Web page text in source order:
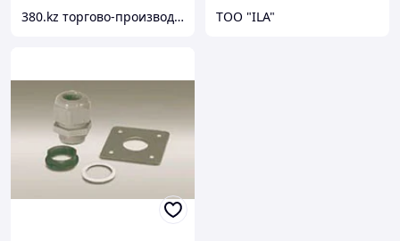
380.kz торгово-производственная компания (ТОО "AilinEX" юр. лицо) ТОО "ILA"